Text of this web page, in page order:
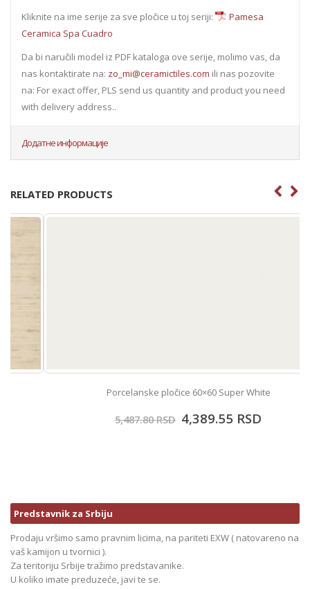
Kliknite na ime serije za sve pločice u toj seriji:
Pamesa
Ceramica Spa Cuadro
Da bi naručili model iz PDF kataloga ove serije, molimo vas, da
nas kontaktirate na: zo_mi@ceramictiles.com ili nas pozovite
na: For exact offer, PLS send us quantity and product you need
with delivery address..
Додатне информације
RELATED PRODUCTS
Porcelanske pločice 60×60 Super White
5,487.80RSD 4,389.55RSD
Predstavnik za Srbiju
Prodaju vršimo samo pravnim licima, na pariteti EXW ( natovareno na
vaš kamijon u tvornici ).
Za teritoriju Srbije tražimo predstavanike.
U koliko imate preduzeće, javi te se.